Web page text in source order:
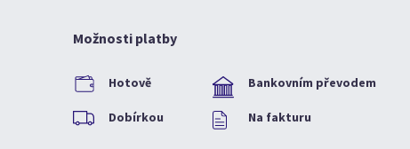
Možnosti platby
Hotově Bankovním převodem
Dobírkou Na fakturu